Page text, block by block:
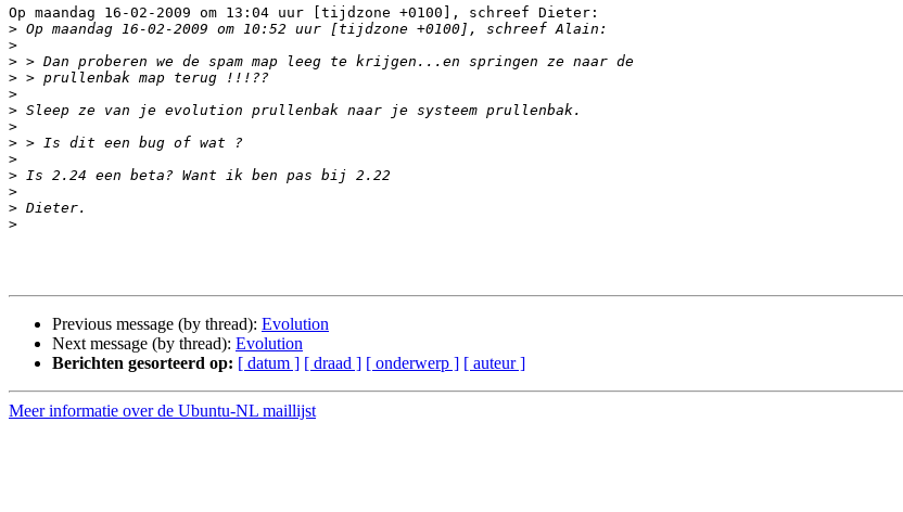
Op maandag 16-02-2009 om 13:04 uur [tijdzone +0100], schreef Dieter:
>
>
>
>
>
>
>
>
>
>
>
>
>
Previous message (by thread): Evolution
Next message (by thread): Evolution
Berichten gesorteerd op: [ datum ] [ draad ] [ onderwerp ] [ auteur ]
Meer informatie over de Ubuntu-NL maillijst